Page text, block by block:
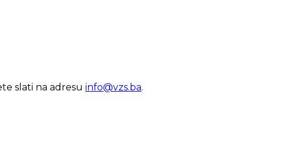
slati na adresu info@vzs.ba.